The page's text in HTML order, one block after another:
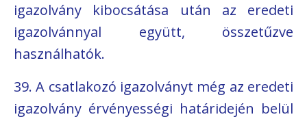
igazolvány kibocsátása után az eredeti
igazolvánnyal együtt, összetűzve
használhatók.
39. A csatlakozó igazolványt még az eredeti
igazolvány érvényességi határidején belül